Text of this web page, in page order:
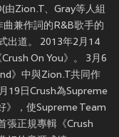
由Zion.T、Gray等人組
兼作詞的R&B歌手的
出道。 2013年2月14
On You》。 3月6
》中與Zion.T共同作
19日Crush為Supreme
》，使Supreme Team
張正規專輯《Crush